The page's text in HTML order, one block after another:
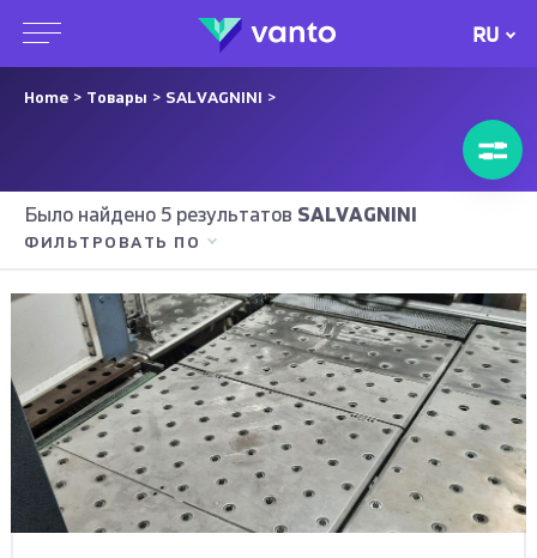
RU
Home > Товары > SALVAGNINI >
Было найдено 5 результатов SALVAGNINI
ФИЛЬТРОВАТЬ ПО